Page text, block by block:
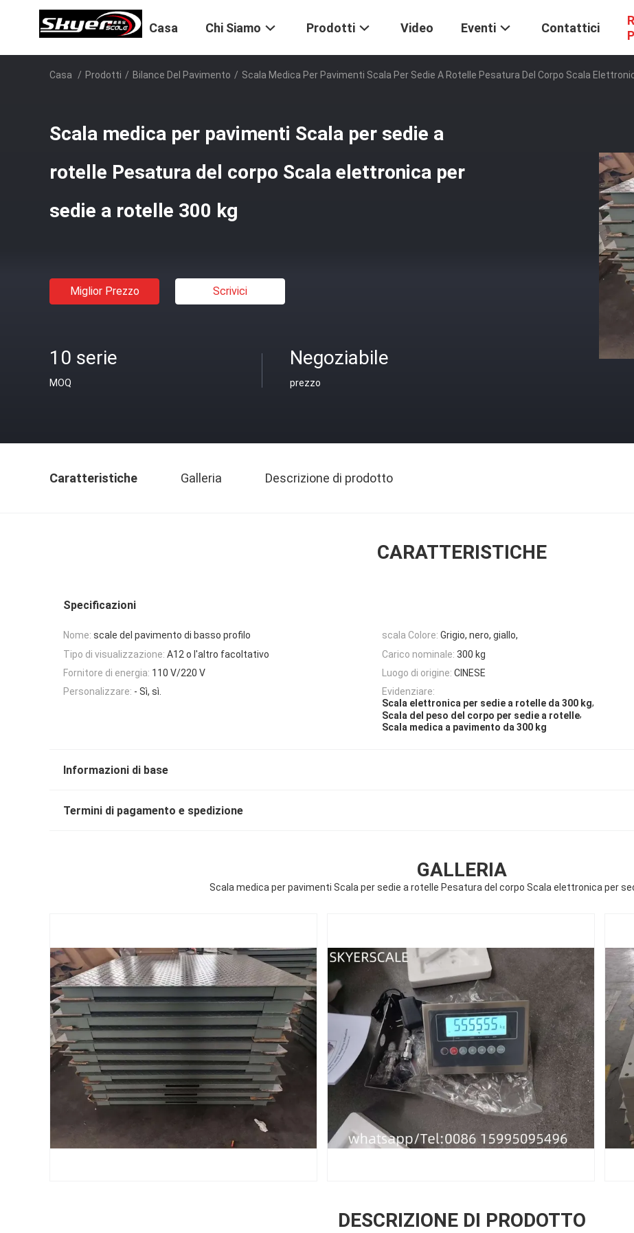
Casa Chi Siamo Prodotti Video Eventi Contattici
Casa / Prodotti / Bilance Del Pavimento / Scala Medica Per Pavimenti Scala Per Sedie A Rotelle Pesatura Del Corpo Scala
Scala medica per pavimenti Scala per sedie a
rotelle Pesatura del corpo Scala elettronica per
sedie a rotelle 300 kg
Miglior Prezzo Scrivici
10 serie
MOQ
Negoziabile
prezzo
Caratteristiche Galleria Descrizione di prodotto
CARATTERISTICHE
Specificazioni
Nome: scale del pavimento di basso profilo scala Colore: Grigio, nero, giallo,
Tipo di visualizzazione: A12 o l'altro facoltativo Carico nominale: 300 kg
Fornitore di energia: 110 V/220 V Luogo di origine: CINESE
Personalizzare: - Sì, sì.
Evidenziare:
Scala elettronica per sedie a rotelle da 300 kg,
Scala del peso del corpo per sedie a rotelle,
Scala medica a pavimento da 300 kg
Informazioni di base
Termini di pagamento e spedizione
GALLERIA
Scala medica per pavimenti Scala per sedie a rotelle Pesatura del corpo Scala elettronica per
DESCRIZIONE DI PRODOTTO